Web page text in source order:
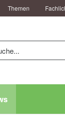
Themen